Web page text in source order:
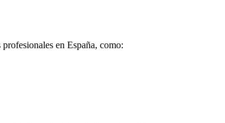
en España, como: